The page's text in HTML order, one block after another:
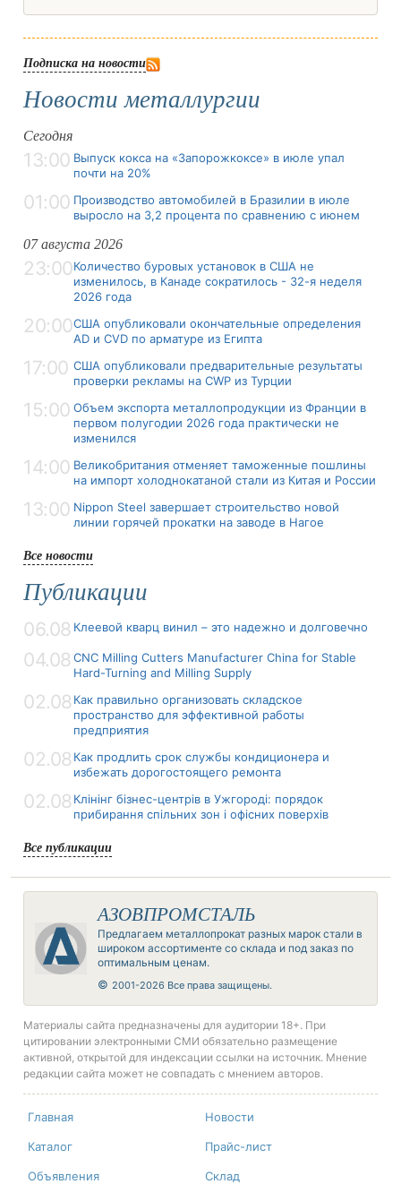
Подписка на новости
Новости металлургии
Сегодня
13:00 Выпуск кокса на «Запорожкоксе» в июле упал
почти на 20%
01:00 Производство автомобилей в Бразилии в июле
выросло на 3,2 процента по сравнению с июнем
07 августа 2026
23:00Количество буровых установок в США не
изменилось, в Канаде сократилось - 32-я неделя
2026 года
20:00США опубликовали окончательные определения
AD и CVD по арматуре из Египта
17:00 США опубликовали предварительные результаты
проверки рекламы на CWP из Турции
15:00 Объем экспорта металлопродукции из Франции в
первом полугодии 2026 года практически не
изменился
14:00 Великобритания отменяет таможенные пошлины
на импорт холоднокатаной стали из Китая и России
13:00 Nippon Steel завершает строительство новой
линии горячей прокатки на заводе в Нагое
Все новости
Публикации
06.08 Клеевой кварц винил – это надежно и долговечно
04.08 CNC Milling Cutters Manufacturer China for Stable
Hard-Turning and Milling Supply
02.08 Как правильно организовать складское
пространство для эффективной работы
предприятия
02.08 Как продлить срок службы кондиционера и
избежать дорогостоящего ремонта
02.08 Клінінг бізнес-центрів в Ужгороді: порядок
прибирання спільних зон і офісних поверхів
Все публикации
АЗОВПРОМСТАЛЬ
Предлагаем металлопрокат разных марок стали в
широком ассортименте со склада и под заказ по
оптимальным ценам.
© 2001-2026 Все права защищены.
Материалы сайта предназначены для аудитории 18+. При
цитировании электронными СМИ обязательно размещение
активной, открытой для индексации ссылки на источник. Мнение
редакции сайта может не совпадать с мнением авторов.
Главная Новости
Каталог Прайс-лист
Объявления Склад